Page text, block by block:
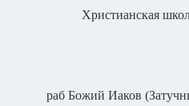
Христианская
раб Божий Иаков